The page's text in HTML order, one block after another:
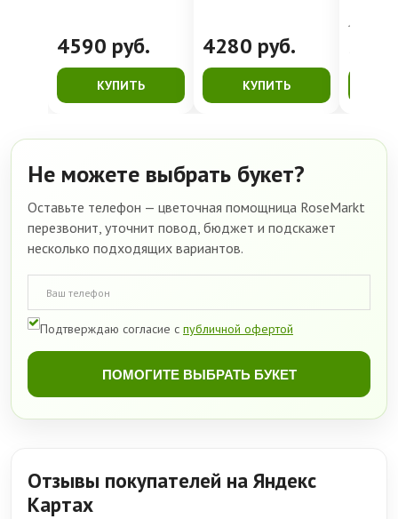
4590 руб.
КУПИТЬ
4280 руб.
КУПИТЬ
4762
Не можете выбрать букет?
Оставьте телефон — цветочная помощница RoseMarkt
перезвонит, уточнит повод, бюджет и подскажет
несколько подходящих вариантов.
Подтверждаю согласие с публичной офертой
ПОМОГИТЕ ВЫБРАТЬ БУКЕТ
Отзывы покупателей на Яндекс
Картах